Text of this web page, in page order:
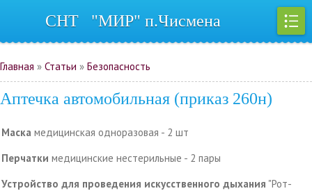
СНТ "МИР" п.Чисмена
Главная » Статьи » Безопасность
Аптечка автомобильная (приказ 260н)
Маска медицинская одноразовая - 2 шт
Перчатки медицинские нестерильные - 2 пары
Устройство для проведения искусственного дыхания "Рот-